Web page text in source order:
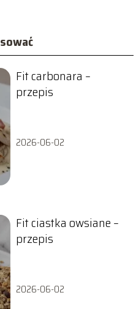
Fit carbonara –
przepis
2026-06-02
Fit ciastka owsiane –
przepis
2026-06-02